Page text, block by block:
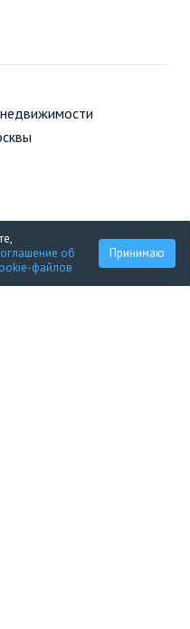
об
файлов
Принимаю